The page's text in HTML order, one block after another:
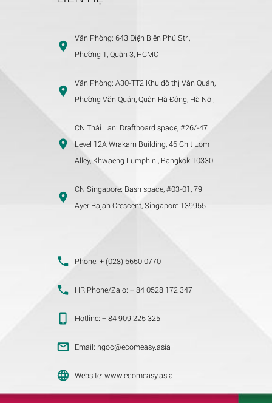
Văn Phòng: 643 Điện Biên Phủ Str.,
Phường 1, Quận 3, HCMC
Văn Phòng: A30-TT2 Khu đô thị Văn Quán,
Phường Văn Quán, Quận Hà Đông, Hà Nội;
CN Thái Lan: Draftboard space, #26/-47
Level 12A Wrakarn Building, 46 Chit Lom
Alley, Khwaeng Lumphini, Bangkok 10330
CN Singapore: Bash space, #03-01, 79
Ayer Rajah Crescent, Singapore 139955
Phone: + (028) 6650 0770
HR Phone/Zalo: + 84 0528 172 347
Hotline: + 84 909 225 325
Email: ngoc@ecomeasy.asia
Website: www.ecomeasy.asia